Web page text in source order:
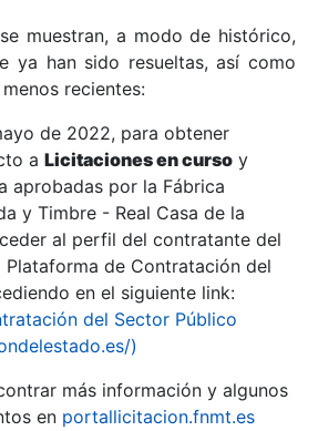
muestran, a modo de histórico,
ya han sido resueltas, así como
recientes:
de 2022, para obtener
a Licitaciones en curso y
aprobadas por la Fábrica
y Timbre - Real Casa de la
al perfil del contratante del
Plataforma de Contratación del
en el siguiente link:
del Sector Público
)
más información y algunos
en portallicitacion.fnmt.es